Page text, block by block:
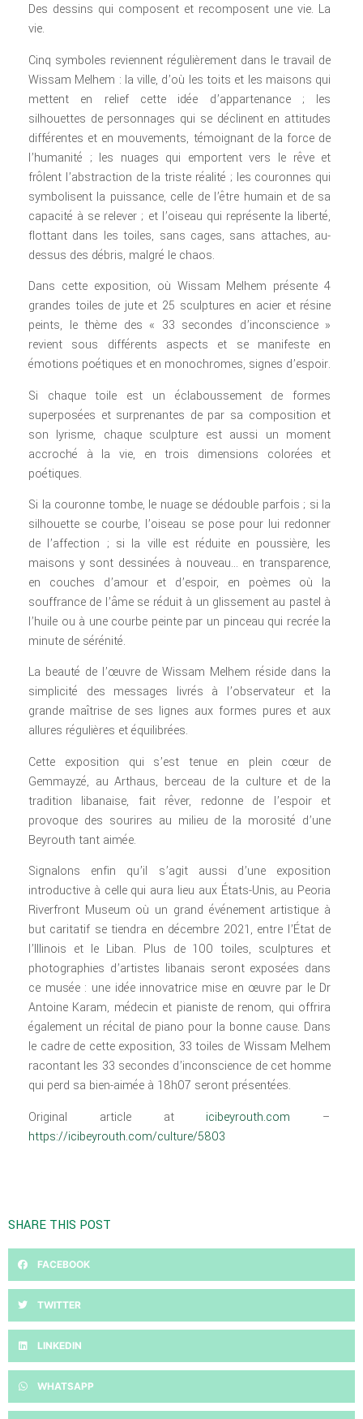
Des dessins qui composent et recomposent une vie. La
vie.
Cinq symboles reviennent régulièrement dans le travail de
Wissam Melhem : la ville, d’où les toits et les maisons qui
mettent en relief cette idée d’appartenance ; les
silhouettes de personnages qui se déclinent en attitudes
différentes et en mouvements, témoignant de la force de
l’humanité ; les nuages qui emportent vers le rêve et
frôlent l’abstraction de la triste réalité ; les couronnes qui
symbolisent la puissance, celle de l’être humain et de sa
capacité à se relever ; et l’oiseau qui représente la liberté,
flottant dans les toiles, sans cages, sans attaches, au-
dessus des débris, malgré le chaos.
Dans cette exposition, où Wissam Melhem présente 4
grandes toiles de jute et 25 sculptures en acier et résine
peints, le thème des « 33 secondes d’inconscience »
revient sous différents aspects et se manifeste en
émotions poétiques et en monochromes, signes d’espoir.
Si chaque toile est un éclaboussement de formes
superposées et surprenantes de par sa composition et
son lyrisme, chaque sculpture est aussi un moment
accroché à la vie, en trois dimensions colorées et
poétiques.
Si la couronne tombe, le nuage se dédouble parfois ; si la
silhouette se courbe, l’oiseau se pose pour lui redonner
de l’affection ; si la ville est réduite en poussière, les
maisons y sont dessinées à nouveau… en transparence,
en couches d’amour et d’espoir, en poèmes où la
souffrance de l’âme se réduit à un glissement au pastel à
l’huile ou à une courbe peinte par un pinceau qui recrée la
minute de sérénité.
La beauté de l’œuvre de Wissam Melhem réside dans la
simplicité des messages livrés à l’observateur et la
grande maîtrise de ses lignes aux formes pures et aux
allures régulières et équilibrées.
Cette exposition qui s’est tenue en plein cœur de
Gemmayzé, au Arthaus, berceau de la culture et de la
tradition libanaise, fait rêver, redonne de l’espoir et
provoque des sourires au milieu de la morosité d’une
Beyrouth tant aimée.
Signalons enfin qu’il s’agit aussi d’une exposition
introductive à celle qui aura lieu aux États-Unis, au Peoria
Riverfront Museum où un grand événement artistique à
but caritatif se tiendra en décembre 2021, entre l’État de
l’Illinois et le Liban. Plus de 100 toiles, sculptures et
photographies d’artistes libanais seront exposées dans
ce musée : une idée innovatrice mise en œuvre par le Dr
Antoine Karam, médecin et pianiste de renom, qui offrira
également un récital de piano pour la bonne cause. Dans
le cadre de cette exposition, 33 toiles de Wissam Melhem
racontant les 33 secondes d’inconscience de cet homme
qui perd sa bien-aimée à 18h07 seront présentées.
Original article at icibeyrouth.com –
https://icibeyrouth.com/culture/5803
SHARE THIS POST
FACEBOOK
TWITTER
LINKEDIN
WHATSAPP